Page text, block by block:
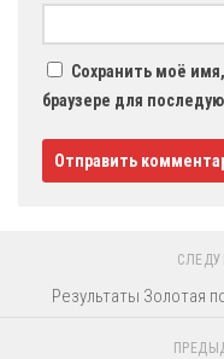
Сохранить моё
браузере для
Результаты Золотая